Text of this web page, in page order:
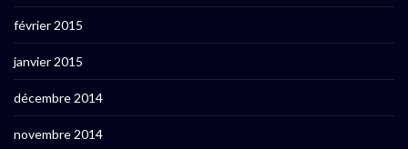
février 2015
janvier 2015
décembre 2014
novembre 2014